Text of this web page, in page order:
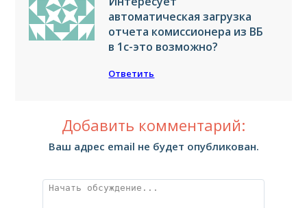
автоматическая загрузка
отчета комиссионера из ВБ
в 1с-это возможно?
Ответить
Добавить комментарий:
Ваш адрес email не будет опубликован.